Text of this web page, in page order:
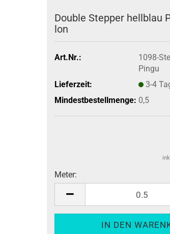
Dou­ble Step­per hell­blau
lon
Art.Nr.:
1098-
Pingu
Lieferzeit:
3-4
Mindestbestellmenge: 0,5
Meter:
Meter